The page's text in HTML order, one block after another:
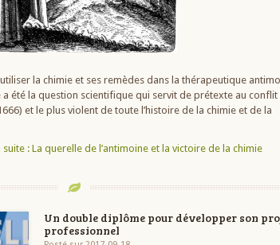
la chimie et ses remèdes dans la thérapeutique
a été la question scientifique qui servit de prétexte au conflit
et le plus violent de toute l’histoire de la chimie et de la
: La querelle de l’antimoine et la victoire de la chimie
Un double diplôme pour développer son
professionnel